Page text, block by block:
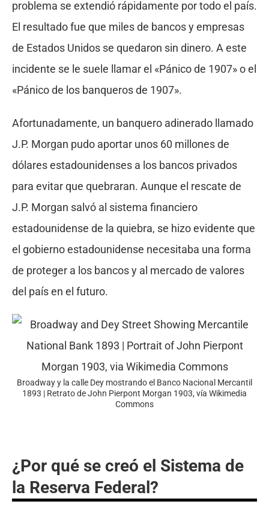
problema se extendió rápidamente por todo el país.
El resultado fue que miles de bancos y empresas
de Estados Unidos se quedaron sin dinero. A este
incidente se le suele llamar el «Pánico de 1907» o el
«Pánico de los banqueros de 1907».
Afortunadamente, un banquero adinerado llamado
J.P. Morgan pudo aportar unos 60 millones de
dólares estadounidenses a los bancos privados
para evitar que quebraran. Aunque el rescate de
J.P. Morgan salvó al sistema financiero
estadounidense de la quiebra, se hizo evidente que
el gobierno estadounidense necesitaba una forma
de proteger a los bancos y al mercado de valores
del país en el futuro.
Broadway y la calle Dey mostrando el Banco Nacional Mercantil
1893 | Retrato de John Pierpont Morgan 1903, vía Wikimedia
Commons
¿Por qué se creó el Sistema de
la Reserva Federal?